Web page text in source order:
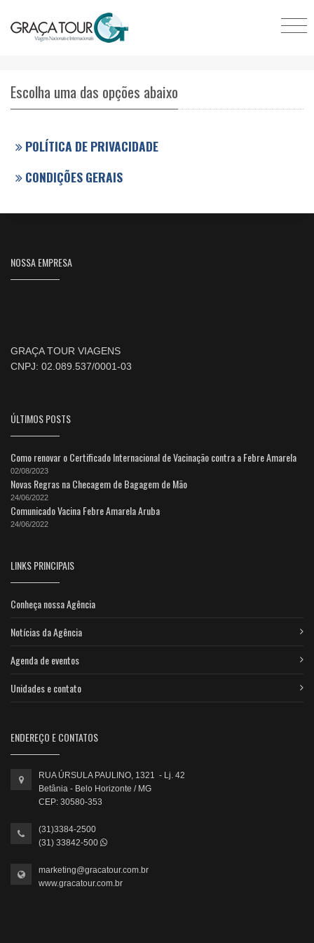
Escolha uma das opções abaixo
POLÍTICA DE PRIVACIDADE
CONDIÇÕES GERAIS
NOSSA EMPRESA
GRAÇA TOUR VIAGENS
CNPJ: 02.089.537/0001-03
ÚLTIMOS POSTS
Como renovar o Certificado Internacional de Vacinação contra a Febre Amarela
02/08/2023
Novas Regras na Checagem de Bagagem de Mão
24/06/2022
Comunicado Vacina Febre Amarela Aruba
24/06/2022
LINKS PRINCIPAIS
Conheça nossa Agência
Notícias da Agência
Agenda de eventos
Unidades e contato
ENDEREÇO E CONTATOS
RUA ÚRSULA PAULINO, 1321 - Lj. 42
Betânia - Belo Horizonte / MG
CEP: 30580-353
(31)3384-2500
(31) 33842-500
marketing@gracatour.com.br
www.gracatour.com.br